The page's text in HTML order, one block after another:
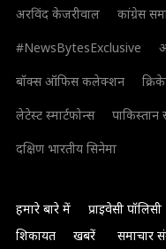
अरविंद केजरीवाल कांग्रेस
#NewsBytesExclusive
बॉक्स ऑफिस कलेक्शन
लेटेस्ट स्मार्टफोन्स
पाकिस्तान
दक्षिण भारतीय सिनेमा
हमारे बारे में प्राइवेसी पॉलिसी
शिकायत
खबरें समाचार